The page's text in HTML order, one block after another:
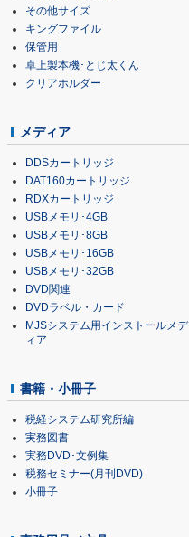
その他サイズ
キングファイル
保管用
卓上製本機･とじ太くん
クリアホルダー
メディア
DDSカートリッジ
DAT160カートリッジ
RDXカートリッジ
USBメモリ･4GB
USBメモリ･8GB
USBメモリ･16GB
USBメモリ･32GB
DVD関連
DVDラベル・カード
MJSシステム用インストールメデ
ィア
書籍・小冊子
税経システム研究所編
実務図書
実務DVD･文例集
税務セミナー(月刊DVD)
小冊子